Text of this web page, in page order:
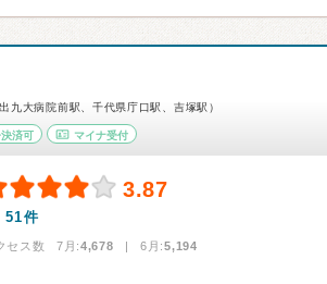
九大病院前駅、千代県庁口駅、吉塚駅）
済可 マイナ受付
3.87
51件
セス数 7月:4,678 | 6月:5,194